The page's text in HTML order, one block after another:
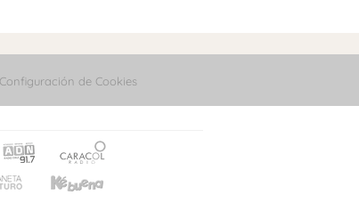
Configuración de Cookies